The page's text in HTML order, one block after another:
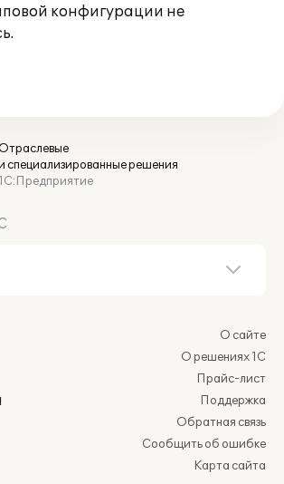
конфигурации не
специализированные решения
1С:Предприятие
О сайте
О решениях 1С
Прайс-лист
Поддержка
Обратная связь
Сообщить об ошибке
Карта сайта